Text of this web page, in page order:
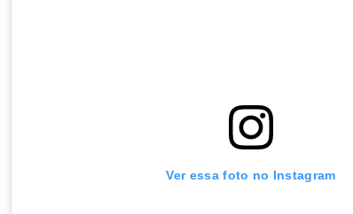
Ver essa foto no Instagram